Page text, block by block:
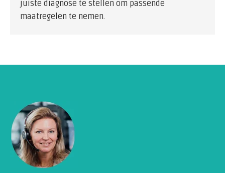
juiste diagnose te stellen om passende
maatregelen te nemen.